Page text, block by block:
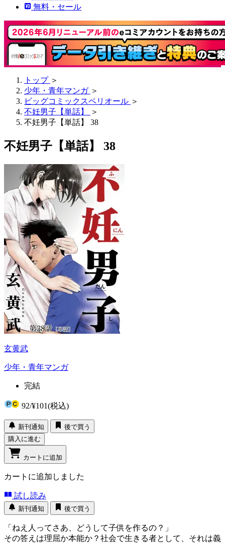
無料・セール
トップ ＞
少年・青年マンガ ＞
ビッグコミックスペリオール ＞
不妊男子【単話】
＞
不妊男子【単話】 38
不妊男子【単話】 38
玄黄武
少年・青年マンガ
完結
92/¥101(税込)
新刊通知
後で買う
購入に進む
カートに追加
カートに追加しました
試し読み
新刊通知 後で買う
「ねえ人ってさあ、どうして子供を作るの？」
その答えは理屈か本能か？社会で生きる者として、それは義